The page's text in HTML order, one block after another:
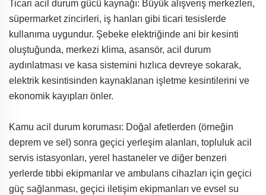
Ticari acil durum gücü kaynağı: Büyük alışveriş merkezleri,
süpermarket zincirleri, iş hanları gibi ticari tesislerde
kullanıma uygundur. Şebeke elektriğinde ani bir kesinti
oluştuğunda, merkezi klima, asansör, acil durum
aydınlatması ve kasa sistemini hızlıca devreye sokarak,
elektrik kesintisinden kaynaklanan işletme kesintilerini ve
ekonomik kayıpları önler.
Kamu acil durum koruması: Doğal afetlerden (örneğin
deprem ve sel) sonra geçici yerleşim alanları, topluluk acil
servis istasyonları, yerel hastaneler ve diğer benzeri
yerlerde tıbbi ekipmanlar ve ambulans cihazları için geçici
güç sağlanması, geçici iletişim ekipmanları ve evsel su